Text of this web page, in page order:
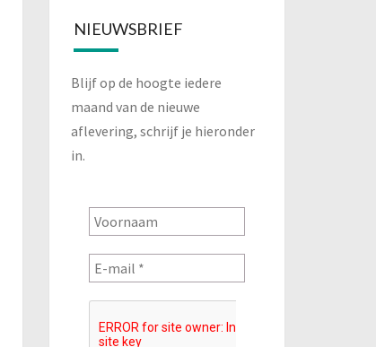
NIEUWSBRIEF
Blijf op de hoogte iedere
maand van de nieuwe
aflevering, schrijf je hieronder
in.